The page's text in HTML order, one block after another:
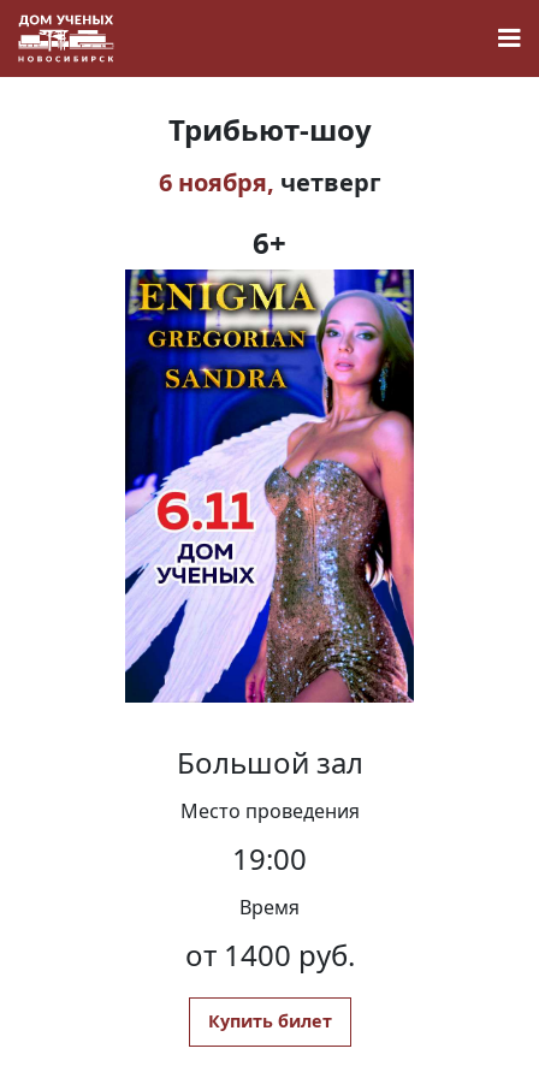
Наука
О Доме учёных
Виртуальный тур
Контакты
Вакансии
Трибьют-шоу
6 ноября, четверг
6+
Большой зал
Место проведения
19:00
Время
от 1400 руб.
Купить билет